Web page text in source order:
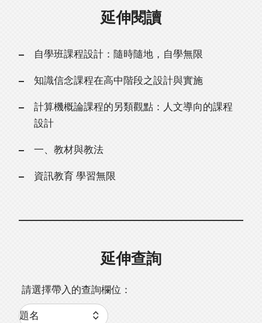
延伸閱讀
自學班課程設計：隨時隨地，自學無限
知識信念課程在高中階段之設計與實施
計算機概論課程的另類觀點：人文導向的課程
設計
一、教材與教法
資訊教育 學習無限
延伸查詢
請選擇帶入的查詢欄位：